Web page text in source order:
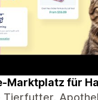
Marktplatz für
Tierfutter,